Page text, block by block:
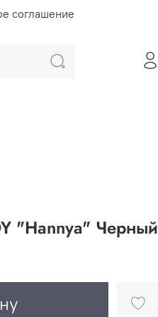
соглашение
"Hannya" Черный